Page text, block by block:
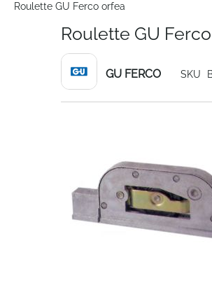
Roulette GU Ferco orfea
Roulette GU
GU FERCO SKU
the
images
gallery